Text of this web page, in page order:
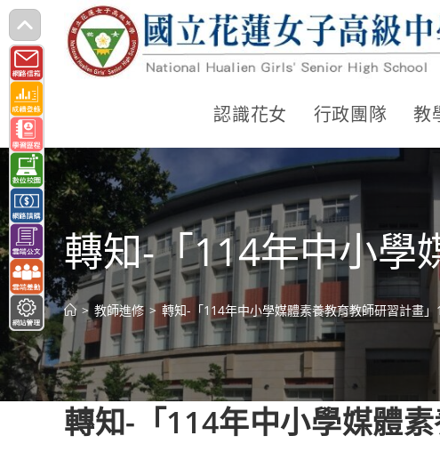
跳
轉
至
主
要
內
容
認識花女 行政團隊 教
轉知-「114年中小學
> 教師進修 > 轉知-「114年中小學媒體素養教育教師研習計畫」
轉知-「114年中小學媒體